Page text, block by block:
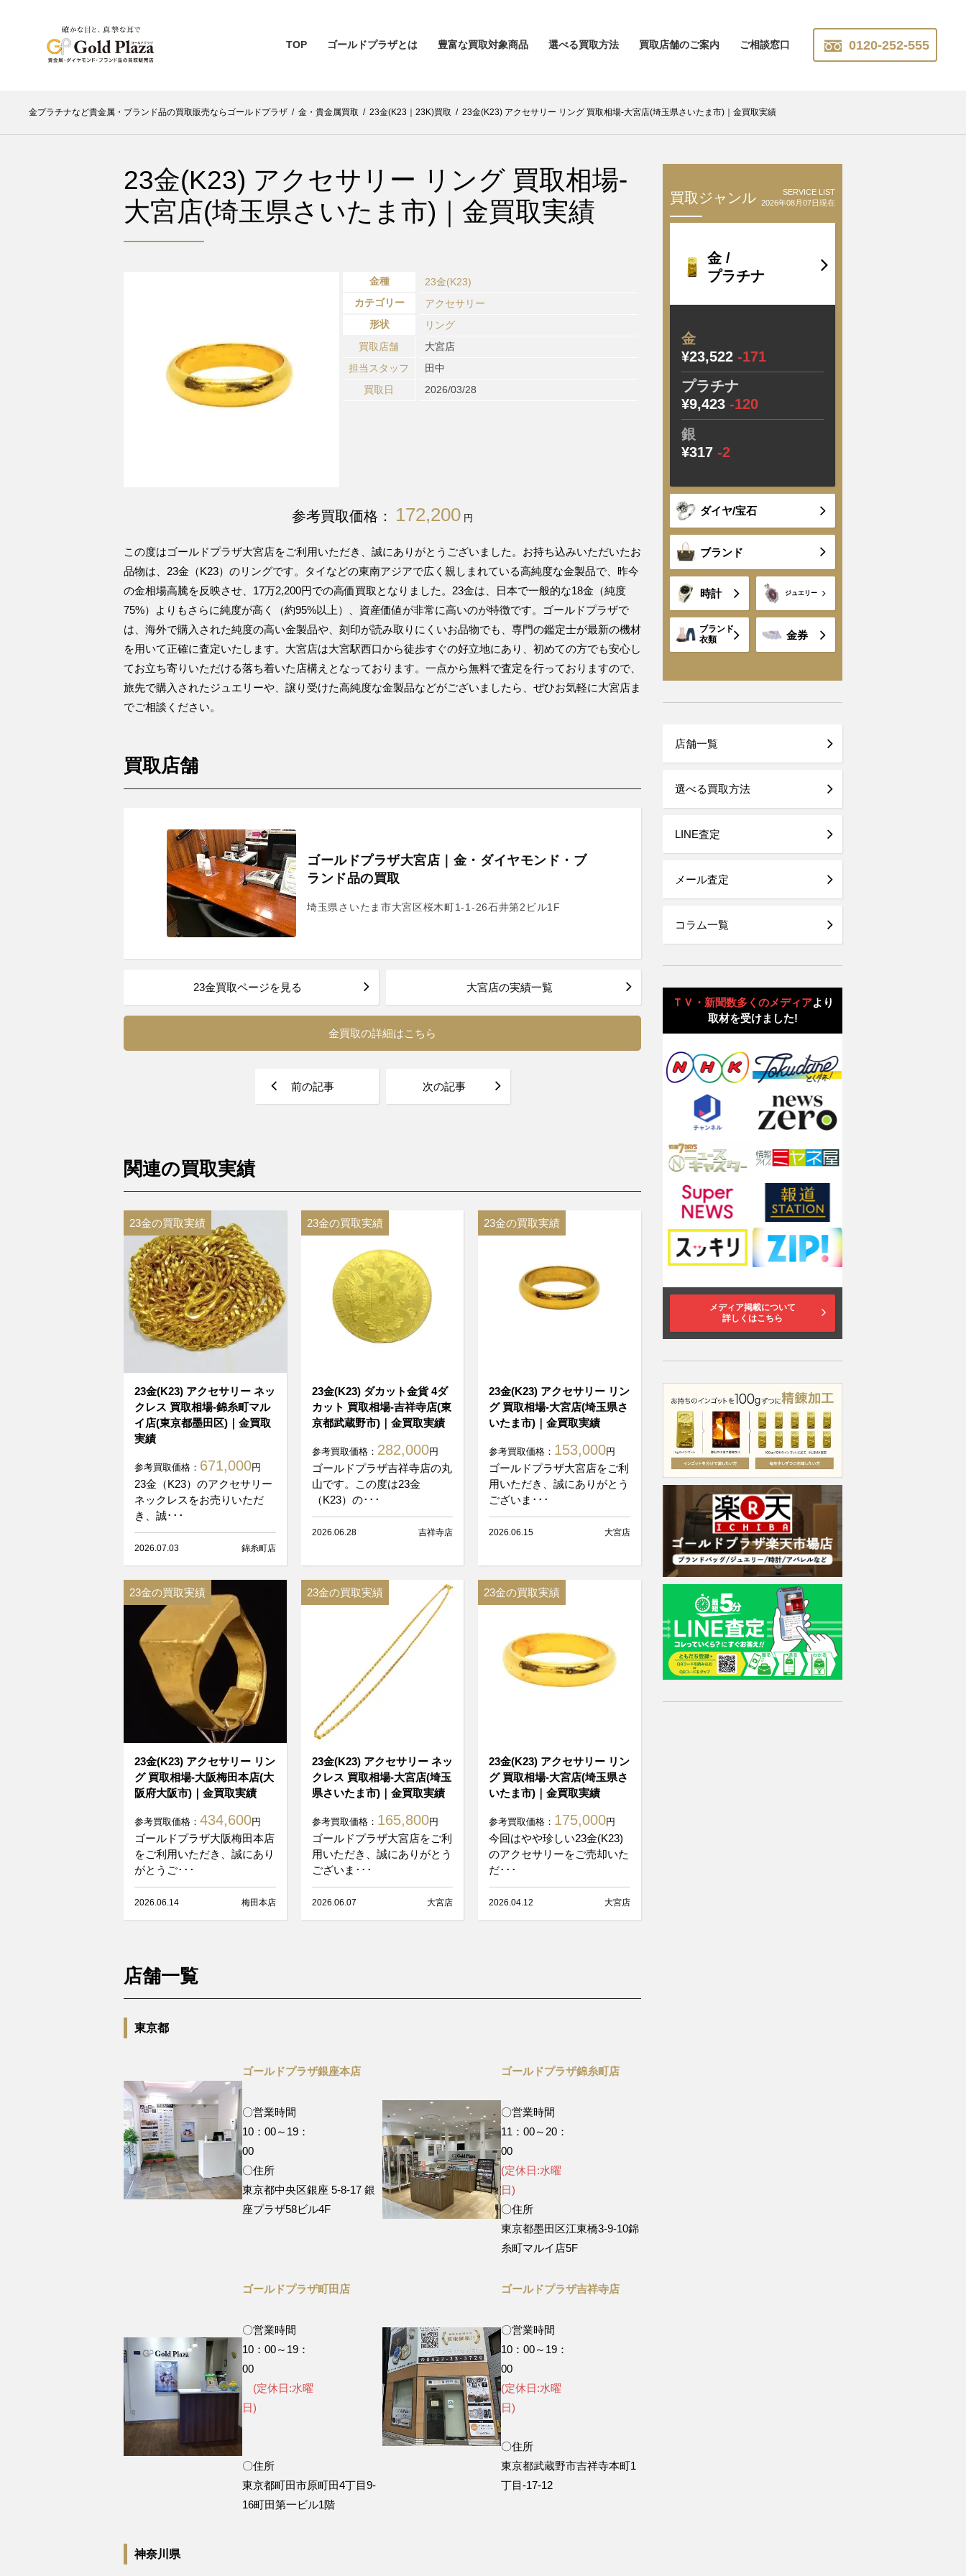
TOP ゴールドプラザとは 豊富な買取対象商品 選べる買取方法 買取店舗のご案内 ご相談窓口 0120-252-555
金プラチナなど貴金属・ブランド品の買取販売ならゴールドプラザ / 金・貴金属買取 / 23金(K23｜23K)買取 / 23金(K23) アクセサリー リング 買取相場-大宮店(埼玉県さいたま市)｜金買取実績
23金(K23) アクセサリー リング 買取相場-
大宮店(埼玉県さいたま市)｜金買取実績
金種
23金(K23)
カテゴリー
アクセサリー
形状
リング
買取店舗
大宮店
担当スタッフ
田中
買取日
2026/03/28
参考買取価格： 172,200 円
この度はゴールドプラザ大宮店をご利用いただき、誠にありがとうございました。お持ち込みいただいたお
品物は、23金（K23）のリングです。タイなどの東南アジアで広く親しまれている高純度な金製品で、昨今
の金相場高騰を反映させ、17万2,200円での高価買取となりました。23金は、日本で一般的な18金（純度
75%）よりもさらに純度が高く（約95%以上）、資産価値が非常に高いのが特徴です。ゴールドプラザで
は、海外で購入された純度の高い金製品や、刻印が読み取りにくいお品物でも、専門の鑑定士が最新の機材
を用いて正確に査定いたします。大宮店は大宮駅西口から徒歩すぐの好立地にあり、初めての方でも安心し
てお立ち寄りいただける落ち着いた店構えとなっております。一点から無料で査定を行っておりますので、
旅先で購入されたジュエリーや、譲り受けた高純度な金製品などがございましたら、ぜひお気軽に大宮店ま
でご相談ください。
買取店舗
ゴールドプラザ大宮店｜金・ダイヤモンド・ブ
ランド品の買取
埼玉県さいたま市大宮区桜木町1-1-26石井第2ビル1F
23金買取ページを見る 大宮店の実績一覧
金買取の詳細はこちら
前の記事 次の記事
関連の買取実績
23金の買取実績
23金(K23) アクセサリー ネッ
クレス 買取相場-錦糸町マル
イ店(東京都墨田区)｜金買取
実績
参考買取価格： 671,000円
23金（K23）のアクセサリー
ネックレスをお売りいただ
き、誠･･･
2026.07.03 錦糸町店
23金の買取実績
23金(K23) ダカット金貨 4ダ
カット 買取相場-吉祥寺店(東
京都武蔵野市)｜金買取実績
参考買取価格： 282,000円
ゴールドプラザ吉祥寺店の丸
山です。この度は23金
（K23）の･･･
2026.06.28 吉祥寺店
23金の買取実績
23金(K23) アクセサリー リン
グ 買取相場-大宮店(埼玉県さ
いたま市)｜金買取実績
参考買取価格： 153,000円
ゴールドプラザ大宮店をご利
用いただき、誠にありがとう
ございま･･･
2026.06.15 大宮店
23金の買取実績
23金(K23) アクセサリー リン
グ 買取相場-大阪梅田本店(大
阪府大阪市)｜金買取実績
参考買取価格： 434,600円
ゴールドプラザ大阪梅田本店
をご利用いただき、誠にあり
がとうご･･･
2026.06.14 梅田本店
23金の買取実績
23金(K23) アクセサリー ネッ
クレス 買取相場-大宮店(埼玉
県さいたま市)｜金買取実績
参考買取価格： 165,800円
ゴールドプラザ大宮店をご利
用いただき、誠にありがとう
ございま･･･
2026.06.07 大宮店
23金の買取実績
23金(K23) アクセサリー リン
グ 買取相場-大宮店(埼玉県さ
いたま市)｜金買取実績
参考買取価格： 175,000円
今回はやや珍しい23金(K23)
のアクセサリーをご売却いた
だ･･･
2026.04.12 大宮店
店舗一覧
東京都
ゴールドプラザ銀座本店
〇営業時間
10：00～19：
00
〇住所
東京都中央区銀座 5-8-17 銀
座プラザ58ビル4F
ゴールドプラザ錦糸町店
〇営業時間
11：00～20：
00
(定休日:水曜
日)
〇住所
東京都墨田区江東橋3-9-10錦
糸町マルイ店5F
ゴールドプラザ町田店
〇営業時間
10：00～19：
00
(定休日:水曜
日)
〇住所
東京都町田市原町田4丁目9‐
16町田第一ビル1階
ゴールドプラザ吉祥寺店
〇営業時間
10：00～19：
00
(定休日:水曜
日)
〇住所
東京都武蔵野市吉祥寺本町1
丁目-17-12
神奈川県
買取ジャンル
SERVICE LIST
2026年08月07日現在
金 /
プラチナ
金
¥23,522 -171
プラチナ
¥9,423 -120
銀
¥317 -2
ダイヤ/宝石
ブランド
時計 ジュエリー
ブランド
衣類
金券
店舗一覧
選べる買取方法
LINE査定
メール査定
コラム一覧
ＴＶ・新聞数多くのメディアより
取材を受けました!
メディア掲載について
詳しくはこちら